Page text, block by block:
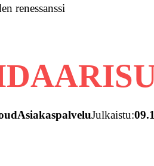
renessanssi
Julkaistu: